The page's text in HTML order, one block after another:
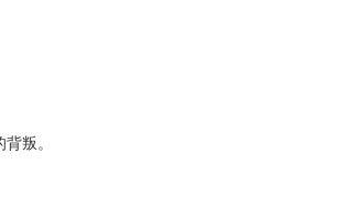
叛。